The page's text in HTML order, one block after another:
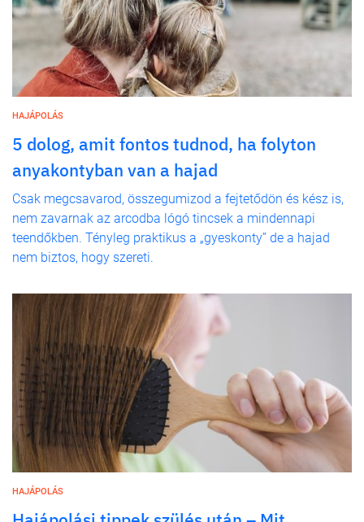
HAJÁPOLÁS
5 dolog, amit fontos tudnod, ha folyton
anyakontyban van a hajad
Csak megcsavarod, összegumizod a fejtetődön és kész is,
nem zavarnak az arcodba lógó tincsek a mindennapi
teendőkben. Tényleg praktikus a „gyeskonty” de a hajad
nem biztos, hogy szereti.
HAJÁPOLÁS